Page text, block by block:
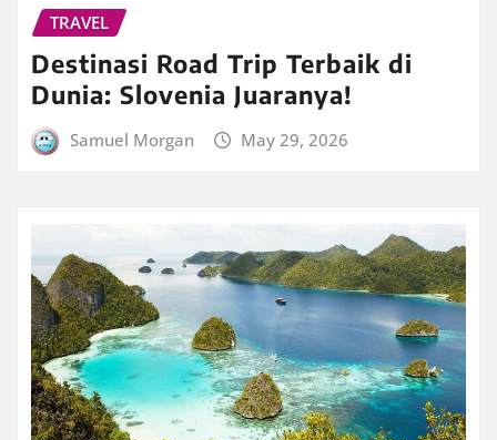
TRAVEL
Destinasi Road Trip Terbaik di
Dunia: Slovenia Juaranya!
Samuel Morgan May 29, 2026